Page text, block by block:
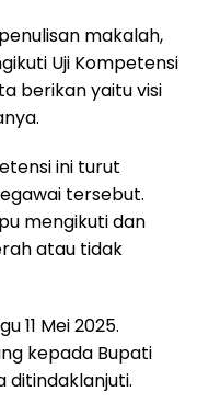
makalah,
Uji Kompetensi
berikan yaitu visi
ini turut
tersebut.
mengikuti dan
atau tidak
11 Mei 2025.
kepada Bupati
ditindaklanjuti.